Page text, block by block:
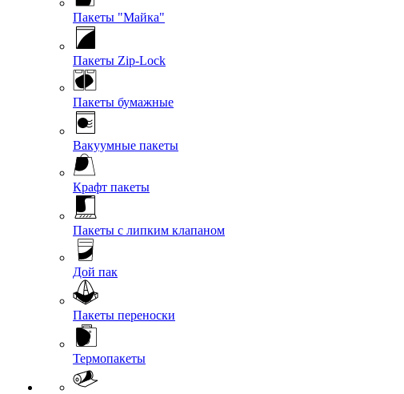
Пакеты "Майка"
Пакеты Zip-Lock
Пакеты бумажные
Вакуумные пакеты
Крафт пакеты
Пакеты с липким клапаном
Дой пак
Пакеты переноски
Термопакеты